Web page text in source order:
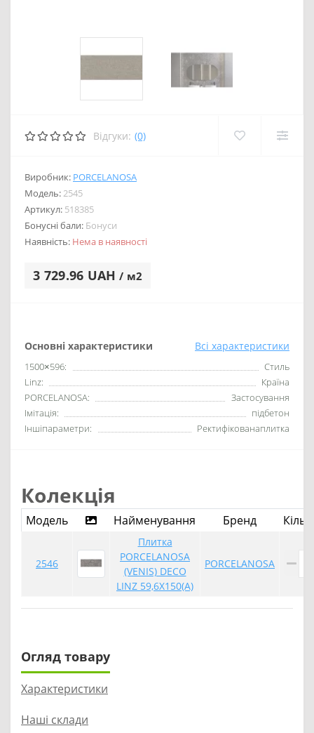
Відгуки: (0)
Виробник: PORCELANOSA
Модель:2545
Артикул: 518385
Бонусні бали: Бонуси
Наявність: Нема в наявності
3 729.96 UAH / м2
Основні характеристики Всі характеристики
1500×596:
Стиль
Linz:
Країна
PORCELANOSA:
Застосування
Імітація:
підбетон
Іншіпараметри:
Ректифікованаплитка
Колекція
Модель Найменування Бренд
2546
Плитка
PORCELANOSA
(VENIS) DECO
LINZ 59,6X150(A)
PORCELANOSA
Огляд товару
Характеристики
Наші склади